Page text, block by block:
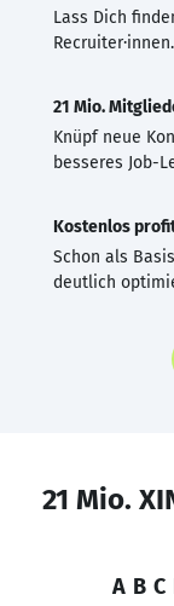
Lass Dich
Recruiter·innen.
21 Mio.
Knüpf neue
besseres Job-
Kostenlos
Schon als
deutlich
21 Mio.
A B C